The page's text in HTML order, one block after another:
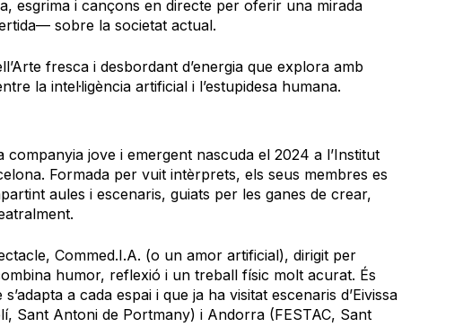
esgrima i cançons en directe per oferir una mirada
sobre la societat actual.
fresca i desbordant d’energia que explora amb
la intel·ligència artificial i l’estupidesa humana.
companyia jove i emergent nascuda el 2024 a l’Institut
Formada per vuit intèrprets, els seus membres es
aules i escenaris, guiats per les ganes de crear,
Commed.I.A. (o un amor artificial), dirigit per
humor, reflexió i un treball físic molt acurat. És
a cada espai i que ja ha visitat escenaris d’Eivissa
Sant Antoni de Portmany) i Andorra (FESTAC, Sant